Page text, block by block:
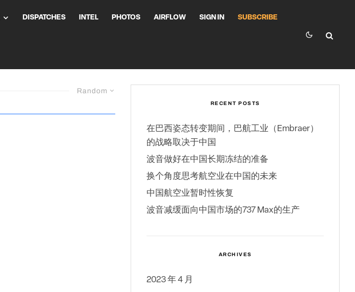
DISPATCHES INTEL PHOTOS AIRFLOW SIGN IN SUBSCRIBE
Random
RECENT POSTS
在巴西姿态转变期间，巴航工业（Embraer）
的战略取决于中国
波音做好在中国长期冻结的准备
换个角度思考航空业在中国的未来
中国航空业暂时性恢复
波音减缓面向中国市场的737 Max的生产
ARCHIVES
2023 年 4 月